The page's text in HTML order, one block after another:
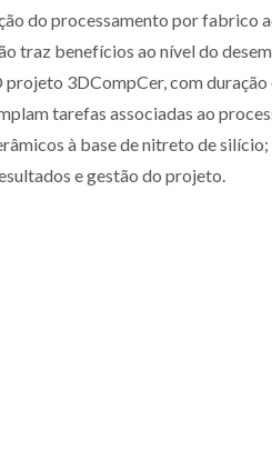
do processamento por fabrico
traz benefícios ao nível do
3DCompCer, com
tarefas associadas ao
à base de nitreto de
e gestão do projeto.